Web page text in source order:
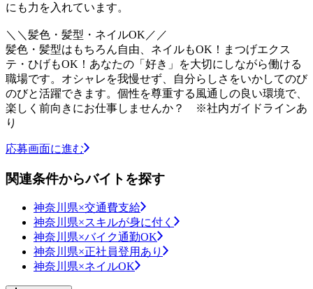
にも力を入れています。
＼＼髪色・髪型・ネイルOK／／
髪色・髪型はもちろん自由、ネイルもOK！まつげエクス
テ・ひげもOK！あなたの「好き」を大切にしながら働ける
職場です。オシャレを我慢せず、自分らしさをいかしてのび
のびと活躍できます。個性を尊重する風通しの良い環境で、
楽しく前向きにお仕事しませんか？ ※社内ガイドラインあ
り
応募画面に進む
関連条件からバイトを探す
神奈川県×交通費支給
神奈川県×スキルが身に付く
神奈川県×バイク通勤OK
神奈川県×正社員登用あり
神奈川県×ネイルOK